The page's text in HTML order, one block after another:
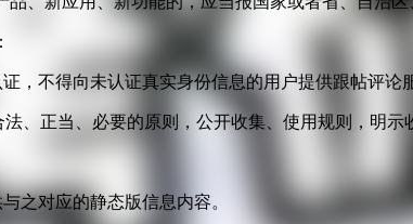
，不得向未认证真实身份信息的用户提供跟帖评论
、正当、必要的原则，公开收集、使用规则，明
之对应的静态版信息内容。